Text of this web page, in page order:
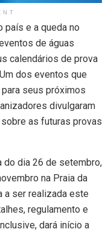
país e a queda no
de águas
calendários de prova
dos eventos que
seus próximos
divulgaram
as futuras provas
do dia 26 de setembro,
na Praia da
a ser realizada este
regulamento e
dará início a